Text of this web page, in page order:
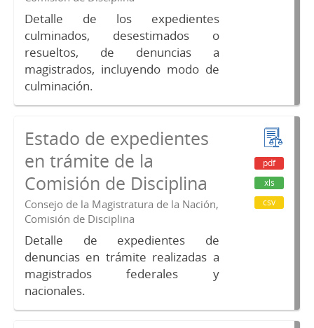
Detalle de los expedientes
culminados, desestimados o
resueltos, de denuncias a
magistrados, incluyendo modo de
culminación.
Estado de expedientes
en trámite de la
Comisión de Disciplina
Consejo de la Magistratura de la Nación,
Comisión de Disciplina
Detalle de expedientes de
denuncias en trámite realizadas a
magistrados federales y
nacionales.
pdf
xls
csv